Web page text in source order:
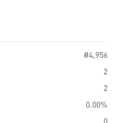
#4,956
2
2
0.00%
0